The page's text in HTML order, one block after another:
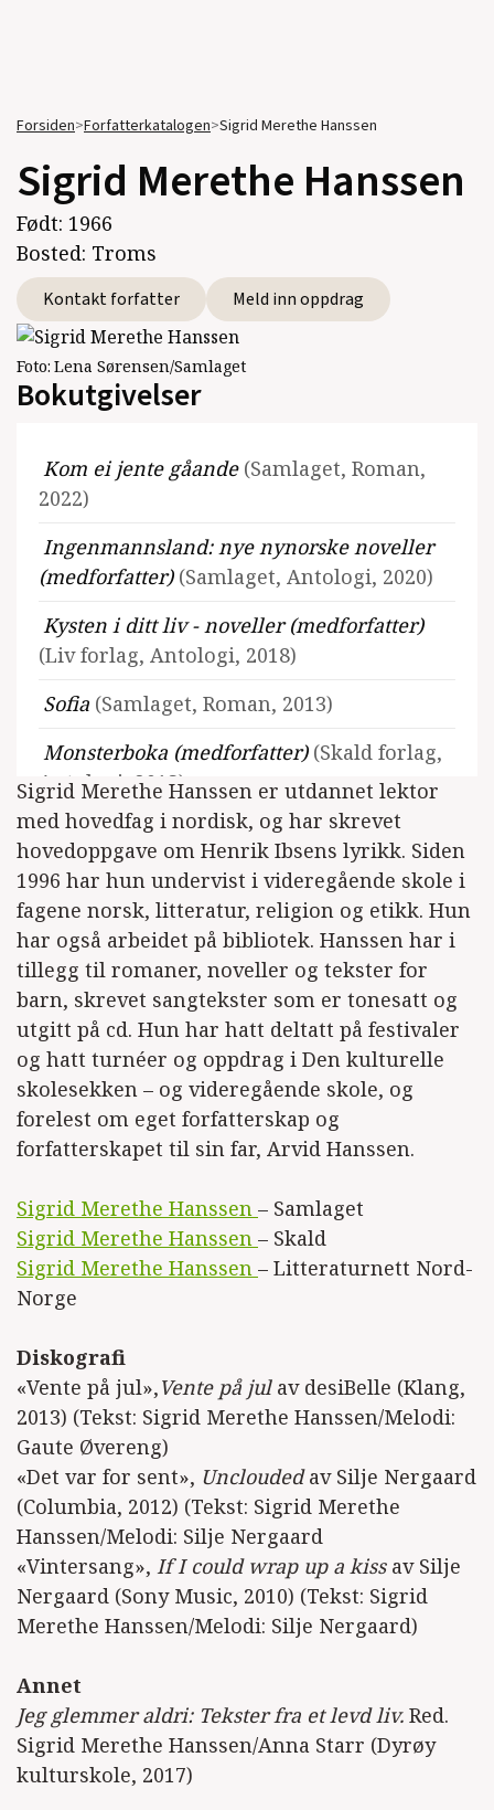
Forsiden>Forfatterkatalogen>Sigrid Merethe Hanssen
Sigrid Merethe Hanssen
Født: 1966
Bosted: Troms
Kontakt forfatter Meld inn oppdrag
Foto: Lena Sørensen/Samlaget
Bokutgivelser
Kom ei jente gåande (Samlaget, Roman,
2022)
Ingenmannsland: nye nynorske noveller
(medforfatter) (Samlaget, Antologi, 2020)
Kysten i ditt liv - noveller (medforfatter)
(Liv forlag, Antologi, 2018)
Sofia (Samlaget, Roman, 2013)
Monsterboka (medforfatter) (Skald forlag,
Antologi, 2013)
Detektiv Smartbart og sabotasjen på badet
(Samlaget, Barnebok, 2011)
Ingen heime(Samlaget, Noveller, 2009)
Sprang
(Samlaget, Noveller, 2007)
Se alle utgivelser
Sigrid Merethe Hanssen er utdannet lektor
med hovedfag i nordisk, og har skrevet
hovedoppgave om Henrik Ibsens lyrikk. Siden
1996 har hun undervist i videregående skole i
fagene norsk, litteratur, religion og etikk. Hun
har også arbeidet på bibliotek. Hanssen har i
tillegg til romaner, noveller og tekster for
barn, skrevet sangtekster som er tonesatt og
utgitt på cd. Hun har hatt deltatt på festivaler
og hatt turnéer og oppdrag i Den kulturelle
skolesekken – og videregående skole, og
forelest om eget forfatterskap og
forfatterskapet til sin far, Arvid Hanssen.
Sigrid Merethe Hanssen – Samlaget
Sigrid Merethe Hanssen – Skald
Sigrid Merethe Hanssen – Litteraturnett Nord-
Norge
Diskografi
«Vente på jul»,Vente på julav desiBelle (Klang,
2013) (Tekst: Sigrid Merethe Hanssen/Melodi:
Gaute Øvereng)
«Det var for sent», Uncloudedav Silje Nergaard
(Columbia, 2012) (Tekst: Sigrid Merethe
Hanssen/Melodi: Silje Nergaard
«Vintersang», If I could wrap up a kissav Silje
Nergaard (Sony Music, 2010) (Tekst: Sigrid
Merethe Hanssen/Melodi: Silje Nergaard)
Annet
Jeg glemmer aldri: Tekster fra et levd liv. Red.
Sigrid Merethe Hanssen/Anna Starr (Dyrøy
kulturskole, 2017)